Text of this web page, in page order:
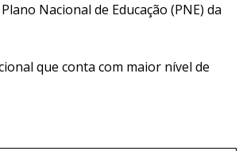
Nacional de Educação (PNE) da
que conta com maior nível de